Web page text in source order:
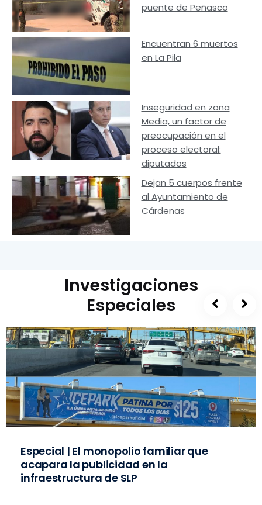
puente de Peñasco
Encuentran 6 muertos
en La Pila
Inseguridad en zona
Media, un factor de
preocupación en el
proceso electoral:
diputados
Dejan 5 cuerpos frente
al Ayuntamiento de
Cárdenas
Investigaciones
Especiales
Especial | El monopolio familiar que
acapara la publicidad en la
infraestructura de SLP